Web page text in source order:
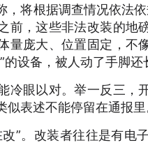
，将根据调查情况依法
前，这些非法改装的地
量庞大、位置固定，不
的设备，被人动了手脚
冷眼以对。举一反三
似表述不能停留在通报
”。改装者往往是有电